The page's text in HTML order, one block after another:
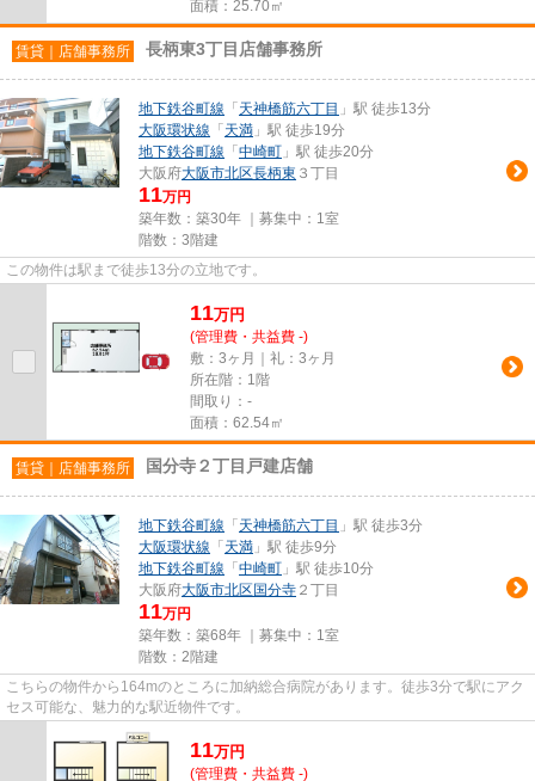
面積：25.70㎡
賃貸｜店舗事務所 長柄東3丁目店舗事務所
地下鉄谷町線 「 天神橋筋六丁目 」駅 徒歩13分
大阪環状線 「 天満 」駅 徒歩19分
地下鉄谷町線 「 中崎町 」駅 徒歩20分
大阪府大阪市北区長柄東 ３丁目
11万円
築年数：築30年 ｜募集中： 1室
階数：3階建
この物件は駅まで徒歩13分の立地です。
11万円
(管理費・共益費 -)
敷：3ヶ月｜礼：3ヶ月
所在階：1階
間取り：-
面積：62.54㎡
賃貸｜店舗事務所 国分寺２丁目戸建店舗
地下鉄谷町線 「 天神橋筋六丁目 」駅 徒歩3分
大阪環状線 「 天満 」駅 徒歩9分
地下鉄谷町線 「 中崎町 」駅 徒歩10分
大阪府大阪市北区 国分寺 ２丁目
11万円
築年数：築68年 ｜募集中： 1室
階数：2階建
こちらの物件から164mのところに加納総合病院があります。徒歩3分で駅にアク
セス可能な、魅力的な駅近物件です。
11万円
(管理費・共益費 -)